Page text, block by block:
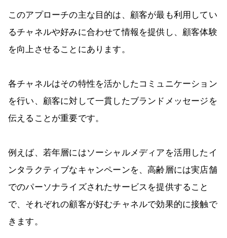
このアプローチの主な目的は、顧客が最も利用してい
るチャネルや好みに合わせて情報を提供し、顧客体験
を向上させることにあります。
各チャネルはその特性を活かしたコミュニケーション
を行い、顧客に対して一貫したブランドメッセージを
伝えることが重要です。
例えば、若年層にはソーシャルメディアを活用したイ
ンタラクティブなキャンペーンを、高齢層には実店舗
でのパーソナライズされたサービスを提供すること
で、それぞれの顧客が好むチャネルで効果的に接触で
きます。